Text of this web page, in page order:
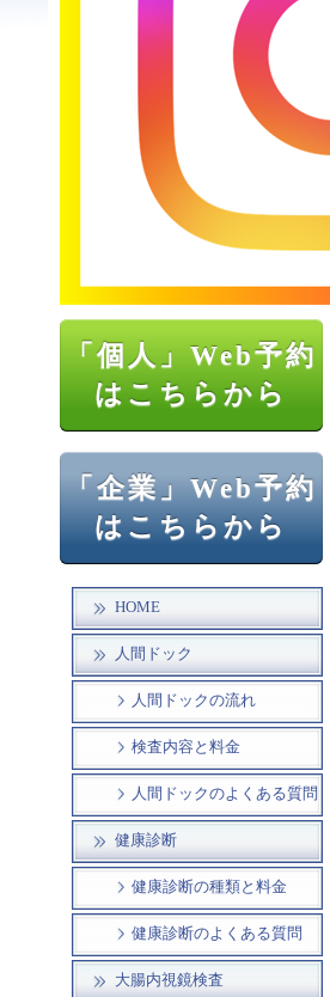
「個人」Web予約
はこちらから
「企業」Web予約
はこちらから
HOME
人間ドック
人間ドックの流れ
検査内容と料金
人間ドックのよくある質問
健康診断
健康診断の種類と料金
健康診断のよくある質問
大腸内視鏡検査